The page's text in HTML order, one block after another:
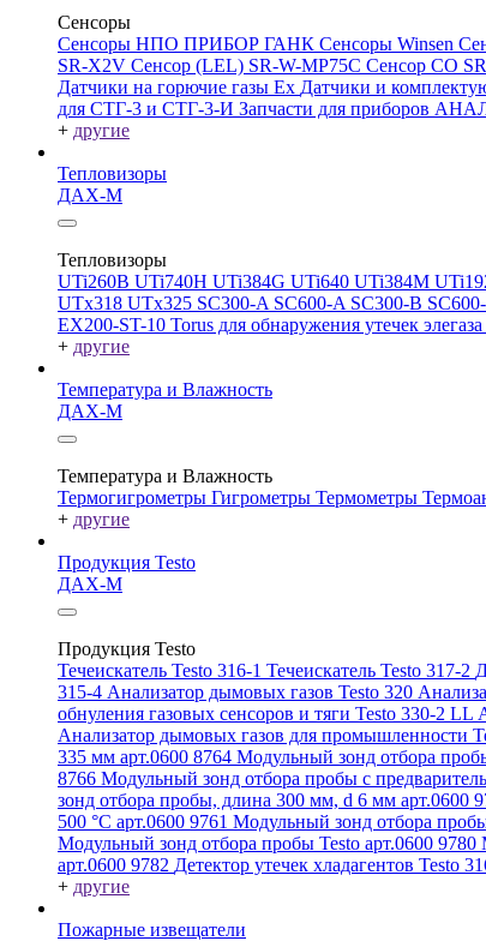
Сенсоры
Сенсоры НПО ПРИБОР ГАНК Сенсоры Winsen
SR-X2V Сенсор (LEL) SR-W-MP75C Сенсор CO
Датчики на горючие газы Ex Датчики и
для СТГ-3 и СТГ-3-И Запчасти для приборов
+ другие
Тепловизоры
ДАХ-М
Тепловизоры
UTi260В UTi740H UTi384G UTi640 UTi384M
UTx318 UTx325 SC300-A SC600-A SC300-B
EX200-ST-10 Torus для обнаружения утечек
+ другие
Температура и Влажность
ДАХ-М
Температура и Влажность
Термогигрометры Гигрометры Термометры
+ другие
Продукция Testo
ДАХ-М
Продукция Testo
Течеискатель Testo 316-1 Течеискатель Testo 317-2
315-4 Анализатор дымовых газов Testo 320
обнуления газовых сенсоров и тяги Testo 330-2 LL
Анализатор дымовых газов для промышленности
335 мм арт.0600 8764 Модульный зонд отбора
8766 Модульный зонд отбора пробы с
зонд отбора пробы, длина 300 мм, d 6 мм арт.0600
500 °C арт.0600 9761 Модульный зонд отбора
Модульный зонд отбора пробы Testo арт.0600 9780
арт.0600 9782 Детектор утечек хладагентов Testo
+ другие
Пожарные извещатели